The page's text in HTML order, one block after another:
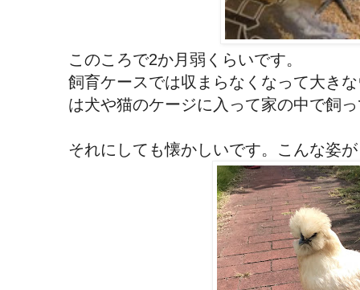
このころで2か月弱くらいです。
飼育ケースでは収まらなくなって大き
は犬や猫のケージに入って家の中で飼
それにしても懐かしいです。こんな姿が